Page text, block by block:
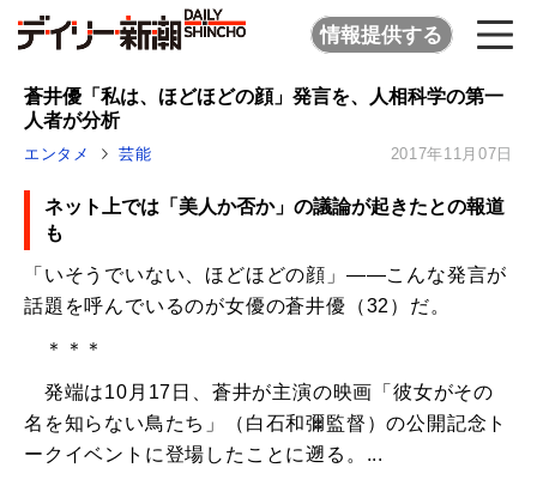
情報提供する
蒼井優「私は、ほどほどの顔」発言を、人相科学の第一
人者が分析
エンタメ 芸能 2017年11月07日
ネット上では「美人か否か」の議論が起きたとの報道
も
「いそうでいない、ほどほどの顔」――こんな発言が
話題を呼んでいるのが女優の蒼井優（32）だ。
＊＊＊
発端は10月17日、蒼井が主演の映画「彼女がその
名を知らない鳥たち」（白石和彌監督）の公開記念ト
ークイベントに登場したことに遡る。...